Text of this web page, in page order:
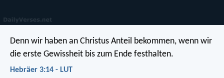
Denn wir haben an Christus Anteil bekommen, wenn wir
die erste Gewissheit bis zum Ende festhalten.
Hebräer 3:14 - LUT